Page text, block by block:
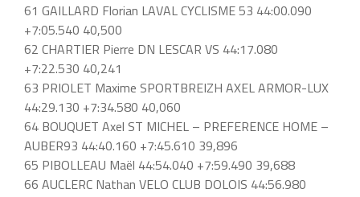
61 GAILLARD Florian LAVAL CYCLISME 53 44:00.090
+7:05.540 40,500
62 CHARTIER Pierre DN LESCAR VS 44:17.080
+7:22.530 40,241
63 PRIOLET Maxime SPORTBREIZH AXEL ARMOR-LUX
44:29.130 +7:34.580 40,060
64 BOUQUET Axel ST MICHEL – PREFERENCE HOME –
AUBER93 44:40.160 +7:45.610 39,896
65 PIBOLLEAU Maël 44:54.040 +7:59.490 39,688
66 AUCLERC Nathan VELO CLUB DOLOIS 44:56.980